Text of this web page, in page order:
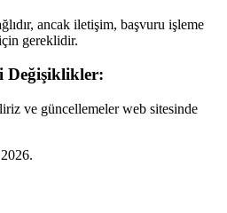
ancak iletişim, başvuru işleme
gereklidir.
Değişiklikler:
ve güncellemeler web sitesinde